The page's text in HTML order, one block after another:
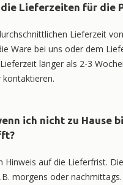
die Lieferzeiten für die
Lieferzeit
Ware bei uns oder dem
länger als 2-3
ich nicht zu Hause
Hinweis auf die Lieferfrist.
morgens oder